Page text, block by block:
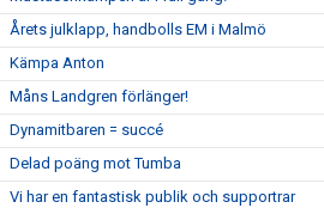
Årets julklapp, handbolls EM i Malmö
Kämpa Anton
Måns Landgren förlänger!
Dynamitbaren = succé
Delad poäng mot Tumba
Vi har en fantastisk publik och supportrar